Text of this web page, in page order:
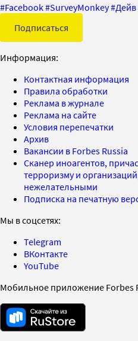
#Facebook#SurveyMonkey#Дейв
Подписаться
Информация:
Контактная информация
Правила обработки
Реклама в журнале
Реклама на сайте
Условия перепечатки
Архив
Вакансии в Forbes Russia
Сканер иноагентов,
терроризму и
нежелательными
Подписка на печатную
Мы в соцсетях:
Telegram
ВКонтакте
YouTube
Мобильное приложение Forbes